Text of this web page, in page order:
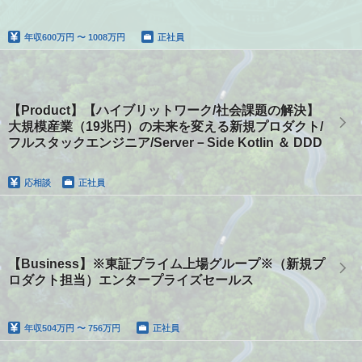
年収600万円 〜 1008万円 正社員
【Product】【ハイブリットワーク/社会課題の解決】
大規模産業（19兆円）の未来を変える新規プロダクト/
フルスタックエンジニア/Server－Side Kotlin ＆ DDD
応相談 正社員
【Business】※東証プライム上場グループ※（新規プ
ロダクト担当）エンタープライズセールス
年収504万円 〜 756万円 正社員